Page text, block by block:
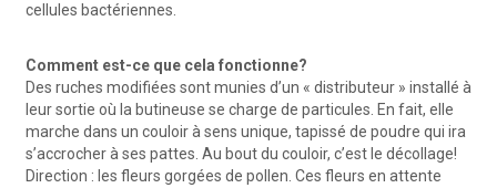
cellules bactériennes.
Comment est-ce que cela fonctionne?
Des ruches modifiées sont munies d’un « distributeur » installé à
leur sortie où la butineuse se charge de particules. En fait, elle
marche dans un couloir à sens unique, tapissé de poudre qui ira
s’accrocher à ses pattes. Au bout du couloir, c’est le décollage!
Direction : les fleurs gorgées de pollen. Ces fleurs en attente